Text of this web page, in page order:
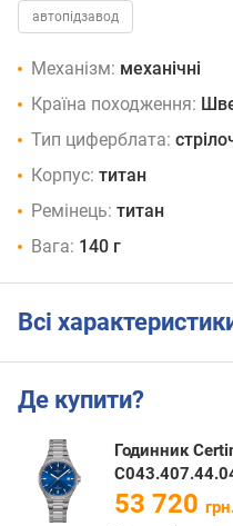
автопідзавод
Механізм: механічні
Країна походження:
Тип циферблата:
Корпус: титан
Ремінець: титан
Вага: 140 г
Всі
Де купити?
Годинник
53 720